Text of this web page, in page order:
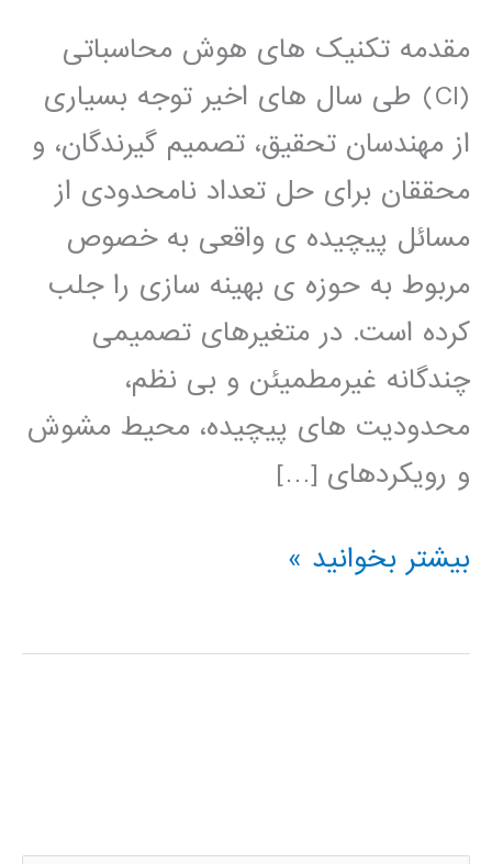
مقدمه تکنیک های هوش محاسباتی
(CI) طی سال های اخیر توجه بسیاری
از مهندسان تحقیق، تصمیم گیرندگان، و
محققان برای حل تعداد نامحدودی از
مسائل پیچیده ی واقعی به خصوص
مربوط به حوزه ی بهینه سازی را جلب
کرده است. در متغیرهای تصمیمی
چندگانه غیرمطمیئن و بی نظم،
محدودیت های پیچیده، محیط مشوش
و رویکردهای […]
کتاب
هوش
بیشتر بخوانید »